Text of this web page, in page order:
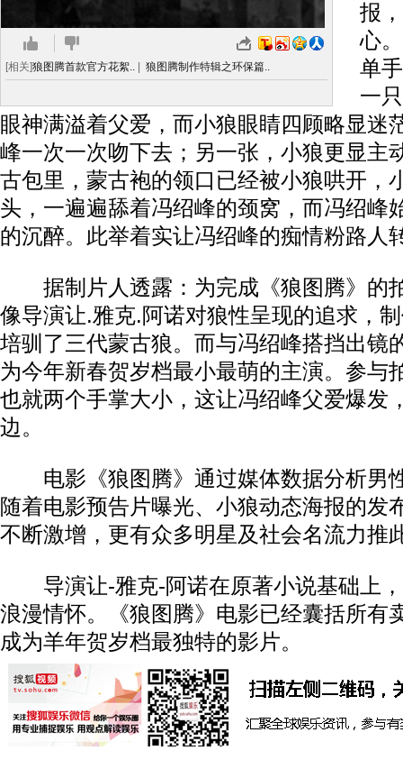
[相关]狼图腾首款官方花絮.. 狼图腾制作特辑之环保篇..
报
心
单
一
眼神满溢着父爱，而小狼眼睛四顾略显迷
峰一次一次吻下去；另一张，小狼更显主
古包里，蒙古袍的领口已经被小狼哄开，
头，一遍遍舔着冯绍峰的颈窝，而冯绍峰
的沉醉。此举着实让冯绍峰的痴情粉路人
据制片人透露：为完成《狼图腾》的
像导演让.雅克.阿诺对狼性呈现的追求，
培驯了三代蒙古狼。而与冯绍峰搭挡出镜
为今年新春贺岁档最小最萌的主演。参与
也就两个手掌大小，这让冯绍峰父爱爆发
边。
电影《狼图腾》通过媒体数据分析男
随着电影预告片曝光、小狼动态海报的发
不断激增，更有众多明星及社会名流力推
导演让-雅克-阿诺在原著小说基础上，
浪漫情怀。《狼图腾》电影已经囊括所有
成为羊年贺岁档最独特的影片。